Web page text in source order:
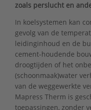
zoals perslucht en
In koelsystemen kan
gevolg van de
leidinginhoud en de
cement-houdende
droogtijden of het
(schoonmaak)water
van de weggewerkte
Mapress Therm is
toepassingen, zonder